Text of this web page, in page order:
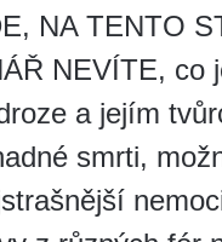
NA TENTO
NEVÍTE, co
a jejím
smrti,